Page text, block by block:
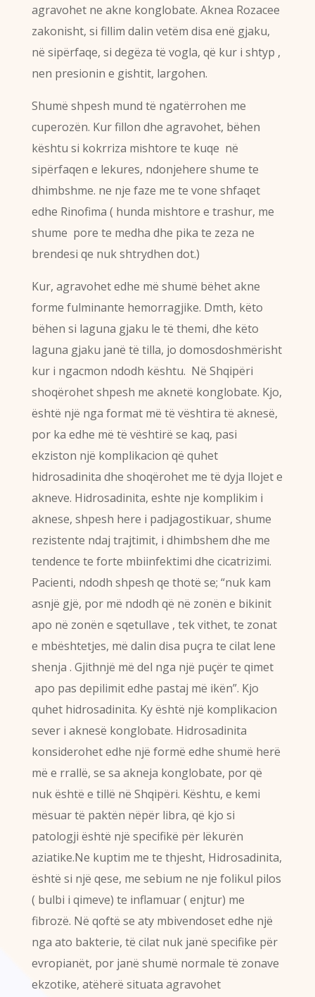
agravohet ne akne konglobate. Aknea Rozacee
zakonisht, si fillim dalin vetëm disa enë gjaku,
në sipërfaqe, si degëza të vogla, që kur i shtyp ,
nen presionin e gishtit, largohen.
Shumë shpesh mund të ngatërrohen me
cuperozën. Kur fillon dhe agravohet, bëhen
kështu si kokrriza mishtore te kuqe në
sipërfaqen e lekures, ndonjehere shume te
dhimbshme. ne nje faze me te vone shfaqet
edhe Rinofima ( hunda mishtore e trashur, me
shume pore te medha dhe pika te zeza ne
brendesi qe nuk shtrydhen dot.)
Kur, agravohet edhe më shumë bëhet akne
forme fulminante hemorragjike. Dmth, këto
bëhen si laguna gjaku le të themi, dhe këto
laguna gjaku janë të tilla, jo domosdoshmërisht
kur i ngacmon ndodh kështu. Në Shqipëri
shoqërohet shpesh me aknetë konglobate. Kjo,
është një nga format më të vështira të aknesë,
por ka edhe më të vështirë se kaq, pasi
ekziston një komplikacion që quhet
hidrosadinita dhe shoqërohet me të dyja llojet e
akneve. Hidrosadinita, eshte nje komplikim i
aknese, shpesh here i padjagostikuar, shume
rezistente ndaj trajtimit, i dhimbshem dhe me
tendence te forte mbiinfektimi dhe cicatrizimi.
Pacienti, ndodh shpesh qe thotë se; “nuk kam
asnjë gjë, por më ndodh që në zonën e bikinit
apo në zonën e sqetullave , tek vithet, te zonat
e mbështetjes, më dalin disa puçra te cilat lene
shenja . Gjithnjë më del nga një puçër te qimet
apo pas depilimit edhe pastaj më ikën”. Kjo
quhet hidrosadinita. Ky është një komplikacion
sever i aknesë konglobate. Hidrosadinita
konsiderohet edhe një formë edhe shumë herë
më e rrallë, se sa akneja konglobate, por që
nuk është e tillë në Shqipëri. Kështu, e kemi
mësuar të paktën nëpër libra, që kjo si
patologji është një specifikë për lëkurën
aziatike.Ne kuptim me te thjesht, Hidrosadinita,
është si një qese, me sebium ne nje folikul pilos
( bulbi i qimeve) te inflamuar ( enjtur) me
fibrozë. Në qoftë se aty mbivendoset edhe një
nga ato bakterie, të cilat nuk janë specifike për
evropianët, por janë shumë normale të zonave
ekzotike, atëherë situata agravohet